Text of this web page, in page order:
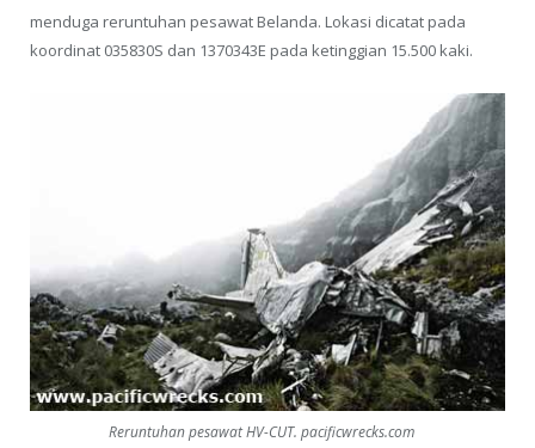
menduga reruntuhan pesawat Belanda. Lokasi dicatat pada
koordinat 035830S dan 1370343E pada ketinggian 15.500 kaki.
Reruntuhan pesawat HV-CUT. pacificwrecks.com